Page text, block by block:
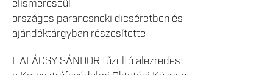
elismeréséül
országos parancsnoki dicséretben és
ajándéktárgyban részesítette
HALÁCSY SÁNDOR tűzoltó alezredest